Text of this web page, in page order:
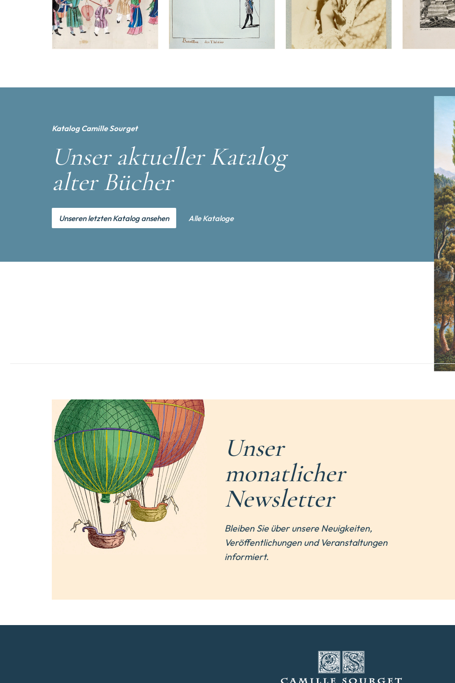
Katalog Camille Sourget
Unser aktueller Katalog
alter Bücher
Unseren letzten Katalog ansehen Alle Kataloge
Unser
monatlicher
Newsletter
Bleiben Sie über unsere Neuigkeiten,
Veröffentlichungen und Veranstaltungen
informiert.